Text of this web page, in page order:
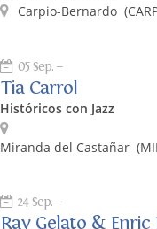
Carpio-Bernardo
05 Sep.
Tia Carrol
Históricos con Jazz
Miranda del Castañar
24 Sep.